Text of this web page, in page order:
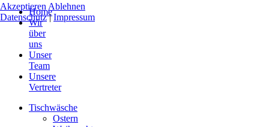
Home
Wir
über
uns
Unser
Team
Unsere
Vertreter
Tischwäsche
Ostern
Akzeptieren Ablehnen
Datenschutz|Impressum